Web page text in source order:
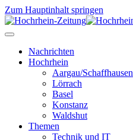
Zum Hauptinhalt springen
Nachrichten
Hochrhein
Aargau/Schaffhausen
Lörrach
Basel
Konstanz
Waldshut
Themen
Technik und IT